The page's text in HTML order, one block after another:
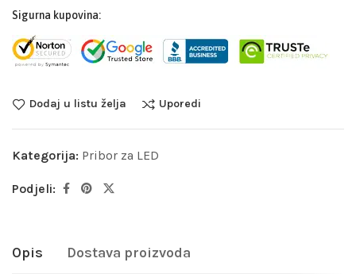
Sigurna kupovina:
Dodaj u listu želja Uporedi
Kategorija: Pribor za LED
Podjeli:
Opis Dostava proizvoda